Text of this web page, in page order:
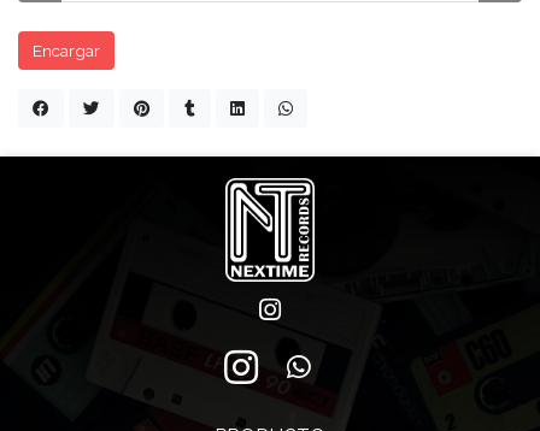
Encargar